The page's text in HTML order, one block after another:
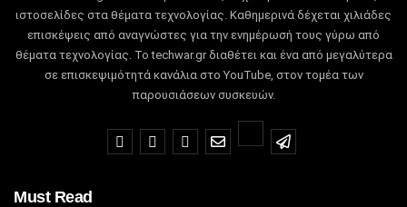
ιστοσελίδες στα θέματα τεχνολογίας. Καθημερινά δέχεται χιλιάδες
επισκέψεις από αναγνώστες για την ενημέρωσή τους γύρω από
θέματα τεχνολογίας. Το techwar.gr διαθέτει και ένα από μεγαλύτερα
σε επισκεψιμότητά κανάλια στο YouTube, στον τομέα των
παρουσιάσεων συσκευών.
Must Read